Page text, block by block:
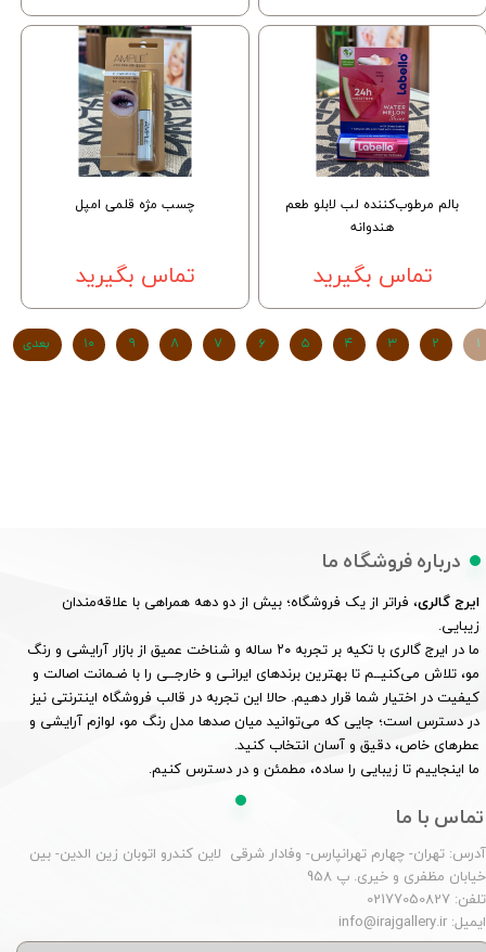
بالم مرطوب‌کننده لب لابلو طعم
هندوانه
تماس بگیرید
چسب مژه قلمی امپل
تماس بگیرید
۱ ۲ ۳ ۴ ۵ ۶ ۷ ۸ ۹ ۱۰ بعدی
درباره فروشگاه ما
ایرج گالری، فراتر از یک فروشگاه؛ بیش از دو دهه همراهی با علاقه‌مندان
زیبایی.
ما در ایرج گالری با تکیه بر تجربه ۲۰ ساله و شناخت عمیق از بازار آرایشی و رنگ
مو، تلاش می‌کنیــم تا بهترین برندهای ایرانـی و خارجــی را با ضـمانت اصالت و
کیفیت در اختیار شما قرار دهیم. حالا این تجربه در قالب فروشگاه اینترنتی نیز
در دسترس است؛ جایی که می‌توانید میان صدها مدل رنگ مو، لوازم آرایشی و
عطرهای خاص، دقیق و آسان انتخاب کنید.
ما اینجاییم تا زیبایی را ساده، مطمئن و در دسترس کنیم.
تماس با ما
آدرس: تهران- چهارم تهرانپارس- وفادار شرقی لاین کندرو اتوبان زین الدین- بین
خیابان مظفری و خیری. پ 958
تلفن: 02177050827
ایمیل: info@irajgallery.ir